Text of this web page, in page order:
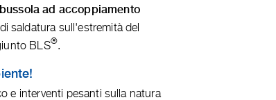
ad accoppiamento
saldatura sull'estremità del
BLS®.
e interventi pesanti sulla natura